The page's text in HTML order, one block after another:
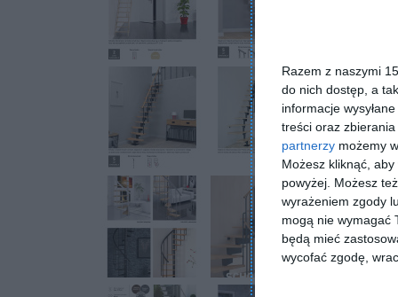
Razem z naszymi
do nich dostęp, a
informacje
treści oraz
partnerzy możemy
Możesz kliknąć,
powyżej. Możesz
wyrażeniem zgody
mogą nie wymagać
będą mieć
wycofać zgodę,